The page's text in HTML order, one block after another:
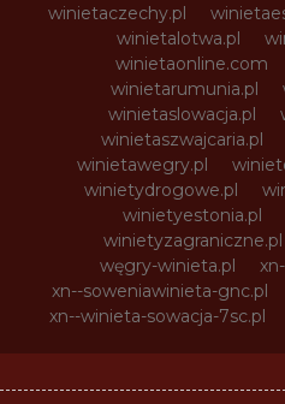
winietaczechy.pl
winietalotwa.pl
winietaonline.com
winietarumunia.pl
winietaslowacja.pl
winietaszwajcaria.pl
winietawegry.pl
winietydrogowe.pl
winietyestonia.pl
winietyzagraniczne.pl
węgry-winieta.pl
xn--soweniawinieta-gnc.pl
xn--winieta-sowacja-7sc.pl